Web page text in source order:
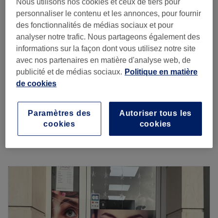
Pontault-Combault, Seine-et-Marne
Montrer sur la carte
Remplissage et pose de vernis semi-permanent
ongles courts
2 h
42 €
Manucure et pose de vernis semi-permanent
renforcé
1 h 30 min
36 €
Dépose de semi-permanent extérieur
15 €
Vendredi
19:00
Nous utilisons nos cookies et ceux de tiers pour
personnaliser le contenu et les annonces, pour fournir
des fonctionnalités de médias sociaux et pour
analyser notre trafic. Nous partageons également des
informations sur la façon dont vous utilisez notre site
avec nos partenaires en matière d'analyse web, de
publicité et de médias sociaux. Politique en matière
de cookies
Autoriser tous les
cookies
Paramètres des
cookies